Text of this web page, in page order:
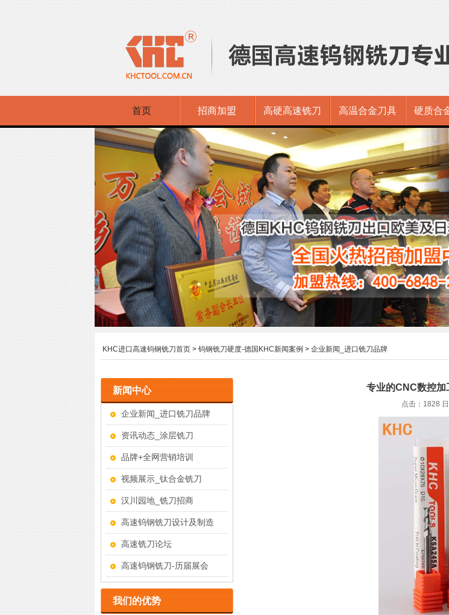
首页 招商加盟 高硬高速铣刀 高温合金刀具 硬质合
KHC进口高速钨钢铣刀首页 > 钨钢铣刀硬度-德国KHC新闻案例 > 企业新闻_进口铣刀品牌
专业的CNC数控加
点击：1828
新闻中心
企业新闻_进口铣刀品牌
资讯动态_涂层铣刀
品牌+全网营销培训
视频展示_钛合金铣刀
汉川园地_铣刀招商
高速钨钢铣刀设计及制造
高速铣刀论坛
高速钨钢铣刀-历届展会
我们的优势